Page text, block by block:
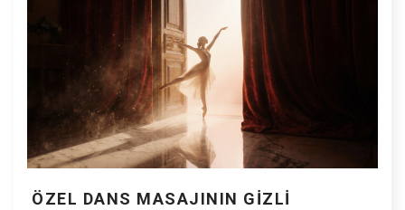
ÖZEL DANS MASAJININ GIZLI